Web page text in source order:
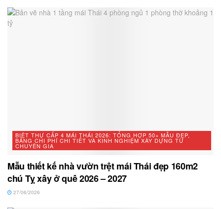
BIỆT THỰ CẤP 4 MÁI THÁI 2026: TỔNG HỢP 50+ MẪU ĐẸP,
BẢNG CHI PHÍ CHI TIẾT VÀ KINH NGHIỆM XÂY DỰNG TỪ
CHUYÊN GIA
Mẫu thiết kế nhà vườn trệt mái Thái đẹp 160m2
chú Tỵ xây ở quê 2026 – 2027
27/06/2026